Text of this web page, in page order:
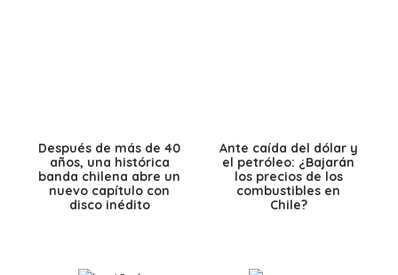
Después de más de 40
años, una histórica
banda chilena abre un
nuevo capítulo con
disco inédito
Ante caída del dólar y
el petróleo: ¿Bajarán
los precios de los
combustibles en
Chile?